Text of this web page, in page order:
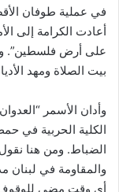
في عملية طوفان
أعادت الكرامة إلى
على أرض فلسطين”.
بيت الصلاة ومهد
وأدان الأسمر
الكلية الحربية في
الضباط. ومن هنا
والمقاومة في لبنان
أي وقت مضى للوقوف